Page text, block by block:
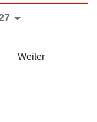
Weiter